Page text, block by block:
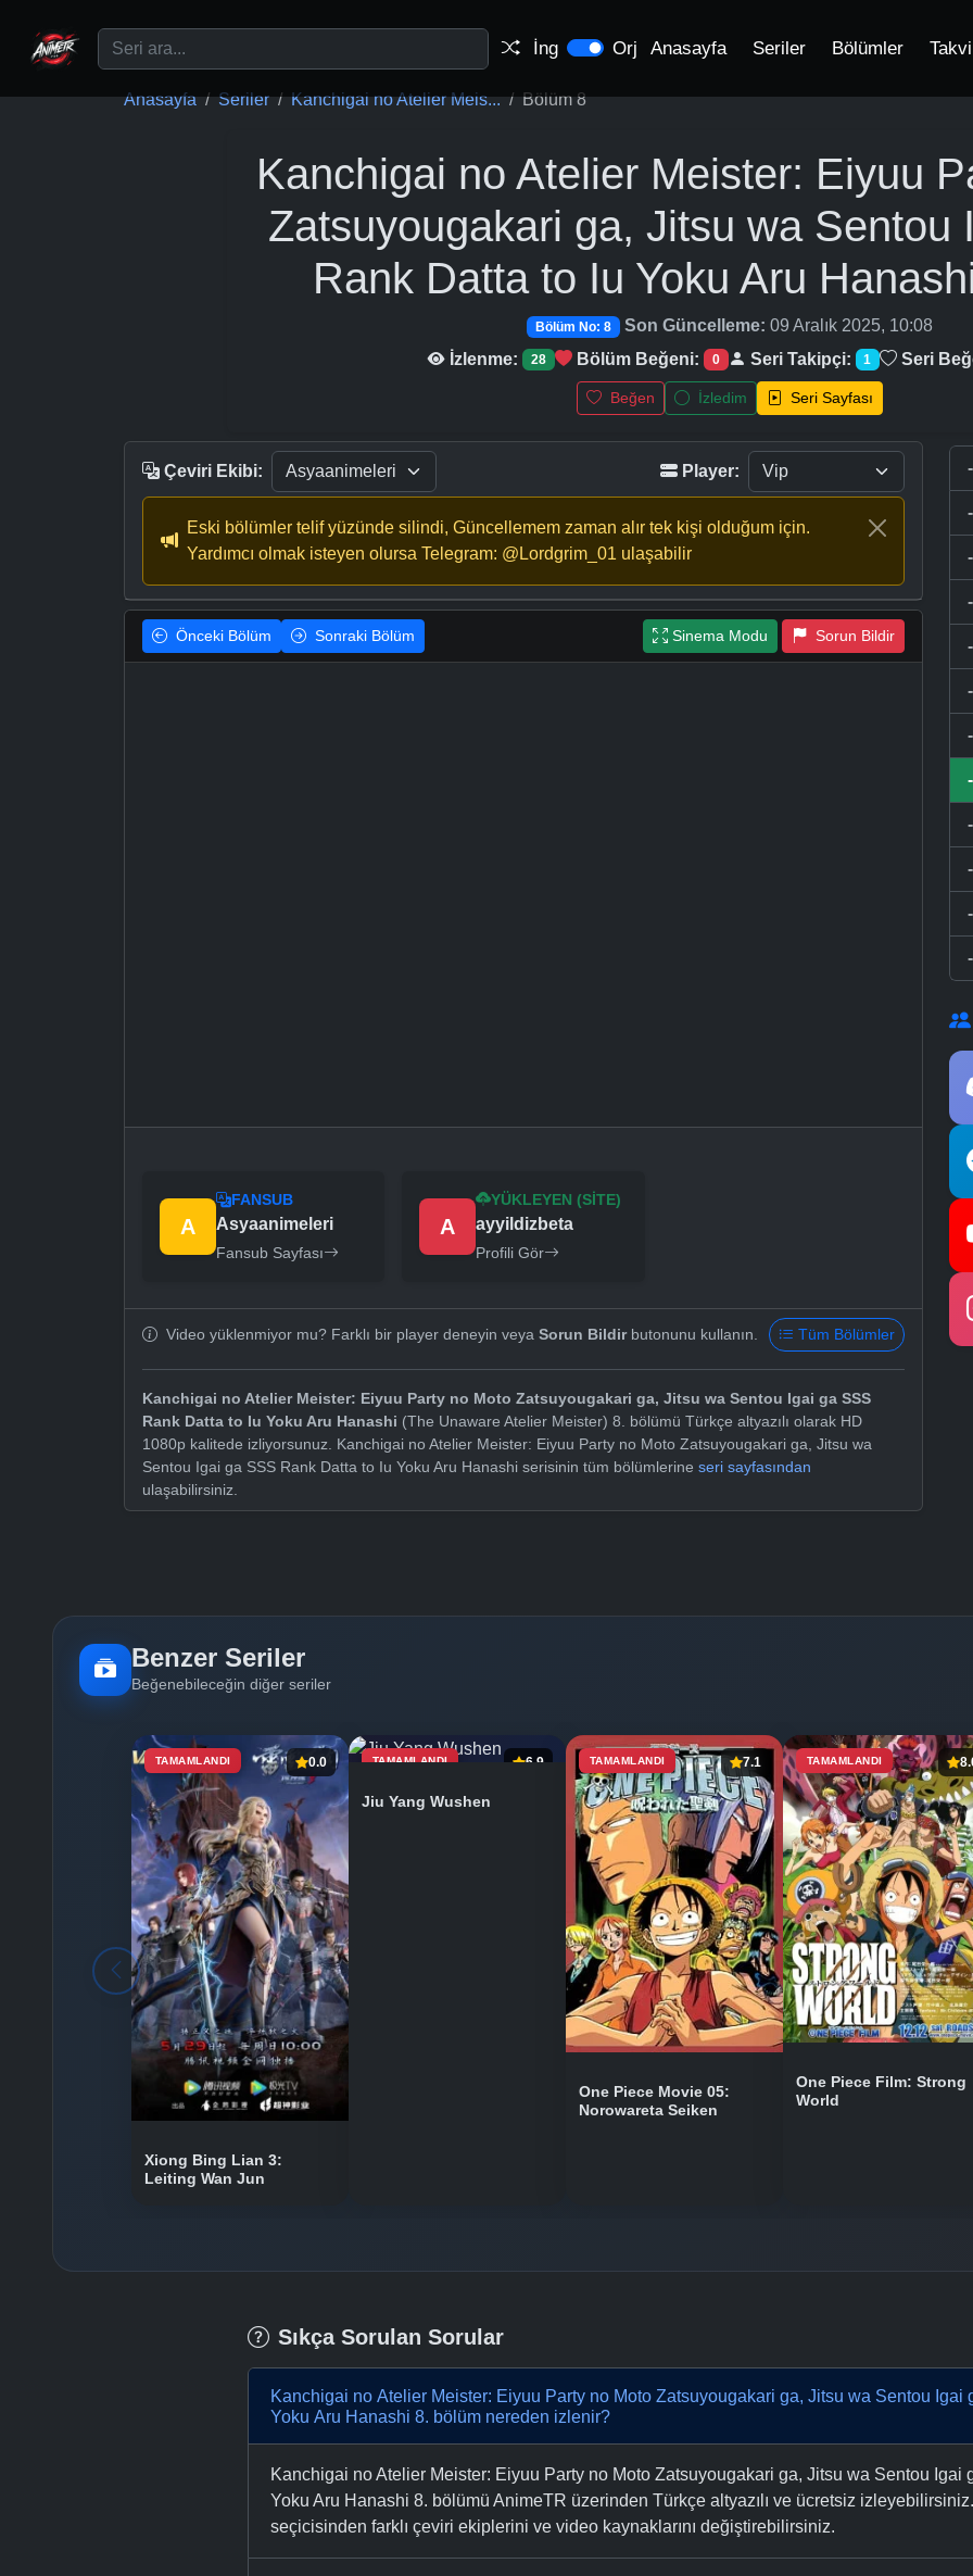
İng Orj Anasayfa Seriler Bölümler
Anasayfa Seriler Kanchigai no Atelier Meis... Bölüm 8
Kanchigai no Atelier Meister: Eiyuu
Zatsuyougakari ga, Jitsu wa Sentou
Rank Datta to Iu Yoku Aru
Bölüm No: 8 Son Güncelleme: 09 Aralık 2025, 10:08
İzlenme:
28 Bölüm Beğeni: 0 Seri Takipçi: 1 Seri
Beğen İzledim Seri Sayfası
Çeviri Ekibi: Player:
Eski bölümler telif yüzünde silindi, Güncellemem zaman alır tek kişi olduğum için.
Yardımcı olmak isteyen olursa Telegram: @Lordgrim_01 ulaşabilir
Önceki Bölüm Sonraki Bölüm Sinema Modu Sorun Bildir
A
FANSUB
Asyaanimeleri
Fansub Sayfası
A
YÜKLEYEN (SITE)
ayyildizbeta
Profili Gör
Video yüklenmiyor mu? Farklı bir player deneyin veya Sorun Bildirbutonunu kullanın. Tüm Bölümler
Kanchigai no Atelier Meister: Eiyuu Party no Moto Zatsuyougakari ga, Jitsu wa Sentou Igai ga SSS
Rank Datta to Iu Yoku Aru Hanashi (The Unaware Atelier Meister) 8. bölümü Türkçe altyazılı olarak HD
1080p kalitede izliyorsunuz. Kanchigai no Atelier Meister: Eiyuu Party no Moto Zatsuyougakari ga, Jitsu wa
Sentou Igai ga SSS Rank Datta to Iu Yoku Aru Hanashi serisinin tüm bölümlerine seri sayfasından
ulaşabilirsiniz.
Benzer Seriler
Beğenebileceğin diğer seriler
TAMAMLANDI 0.0
Xiong Bing Lian 3:
Leiting Wan Jun
TAMAMLANDI 6.9
Jiu Yang Wushen
TAMAMLANDI 7.1
One Piece Movie 05:
Norowareta Seiken
TAMAMLANDI
One Piece Film: Strong
World
Sıkça Sorulan Sorular
Kanchigai no Atelier Meister: Eiyuu Party no Moto Zatsuyougakari ga, Jitsu wa Sentou Igai
Yoku Aru Hanashi 8. bölüm nereden izlenir?
Kanchigai no Atelier Meister: Eiyuu Party no Moto Zatsuyougakari ga, Jitsu wa Sentou Igai
Yoku Aru Hanashi 8. bölümü AnimeTR üzerinden Türkçe altyazılı ve ücretsiz
seçicisinden farklı çeviri ekiplerini ve video kaynaklarını değiştirebilirsiniz.